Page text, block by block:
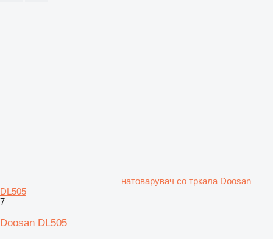
натоварувач со тркала Doosan
DL505
7
Doosan DL505